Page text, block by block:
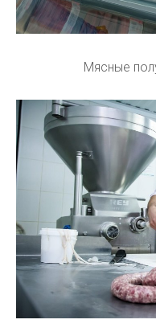
Мясные